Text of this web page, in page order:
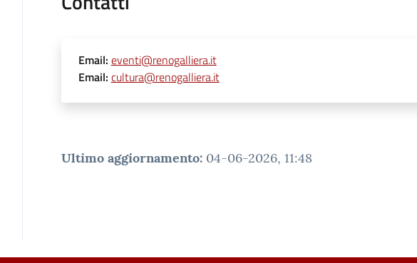
Email: eventi@renogalliera.it
Email: cultura@renogalliera.it
Ultimo aggiornamento: 04-06-2026, 11:48